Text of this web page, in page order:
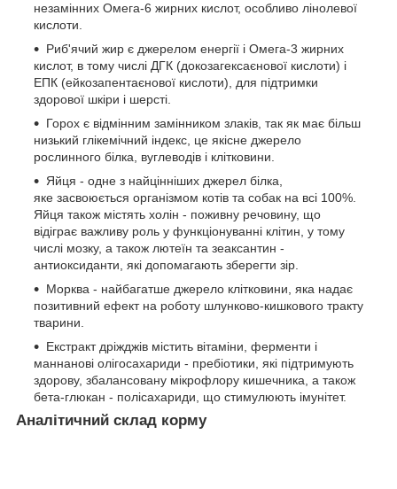
незамінних Омега-6 жирних кислот, особливо лінолевої
кислоти.
Риб'ячий жир є джерелом енергії і Омега-3 жирних
кислот, в тому числі ДГК (докозагексаєнової кислоти) і
ЕПК (ейкозапентаєнової кислоти), для підтримки
здорової шкіри і шерсті.
Горох є відмінним замінником злаків, так як має більш
низький глікемічний індекс, це якісне джерело
рослинного білка, вуглеводів і клітковини.
Яйця - одне з найцінніших джерел білка,
яке засвоюється організмом котів та собак на всі 100%.
Яйця також містять холін - поживну речовину, що
відіграє важливу роль у функціонуванні клітин, у тому
числі мозку, а також лютеїн та зеаксантин -
антиоксиданти, які допомагають зберегти зір.
Морква - найбагатше джерело клітковини, яка надає
позитивний ефект на роботу шлунково-кишкового тракту
тварини.
Екстракт дріжджів містить вітаміни, ферменти і
маннанові олігосахариди - пребіотики, які підтримують
здорову, збалансовану мікрофлору кишечника, а також
бета-глюкан - полісахариди, що стимулюють імунітет.
Аналітичний склад корму